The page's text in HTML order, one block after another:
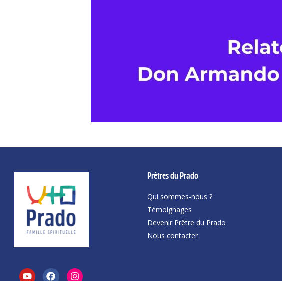
Prêtres du Prado
Qui sommes-nous ?
Témoignages
Devenir Prêtre du Prado
Nous contacter